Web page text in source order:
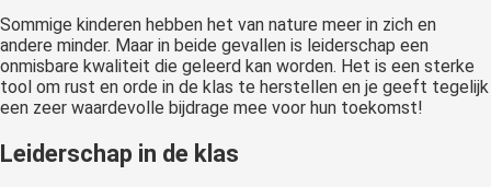
Sommige kinderen hebben het van nature meer in zich en
andere minder. Maar in beide gevallen is leiderschap een
onmisbare kwaliteit die geleerd kan worden. Het is een sterke
tool om rust en orde in de klas te herstellen en je geeft tegelijk
een zeer waardevolle bijdrage mee voor hun toekomst!
Leiderschap in de klas